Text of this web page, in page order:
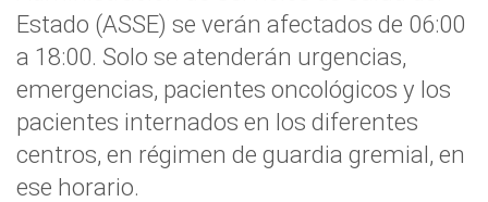
Estado (ASSE) se verán afectados de 06:00
a 18:00. Solo se atenderán urgencias,
emergencias, pacientes oncológicos y los
pacientes internados en los diferentes
centros, en régimen de guardia gremial, en
ese horario.